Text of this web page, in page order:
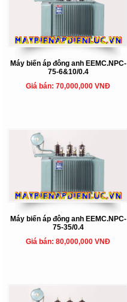
Máy biến áp đông anh EEMC.NPC-
75-6&10/0.4
Giá bán: 70,000,000 VNĐ
Máy biến áp đông anh EEMC.NPC-
75-35/0.4
Giá bán: 80,000,000 VNĐ